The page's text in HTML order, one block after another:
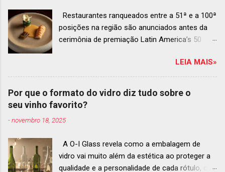
Restaurantes ranqueados entre a 51ª e a 100ª
posições na região são anunciados antes da
cerimônia de premiação Latin America’s 50
de dezembro em Antígua, Guatemala
Prato do Origem, o brasileiro mais
bem ranqueado na lista estendida O Latin
America’s 50 Best Restaurants anunciou hoje a
ranqueados nas posições No.51 a No.100,em
diversificado da gastronomia de toda a região.
A lista expandida demonstra o empenho da
LEIA MAIS»
Por que o formato do vidro diz tudo sobre o
seu vinho favorito?
-novembro 18, 2025
A O-I Glass revela como a embalagem de
vidro vai muito além da estética ao proteger a
qualidade e a personalidade de cada rótulo, do